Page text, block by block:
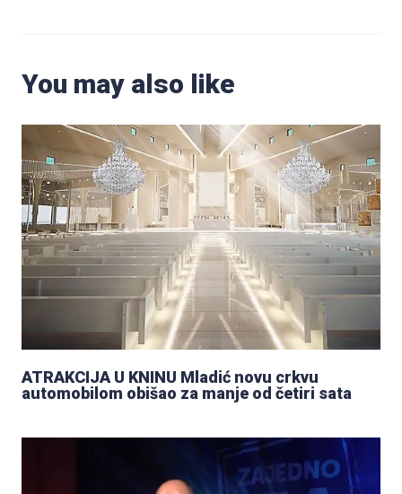
You may also like
ATRAKCIJA U KNINU Mladić novu crkvu
automobilom obišao za manje od četiri sata